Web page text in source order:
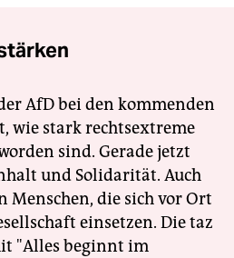
AfD bei den kommenden
wie stark rechtsextreme
sind. Gerade jetzt
und Solidarität. Auch
Menschen, die sich vor Ort
einsetzen. Die taz
"Alles beginnt im